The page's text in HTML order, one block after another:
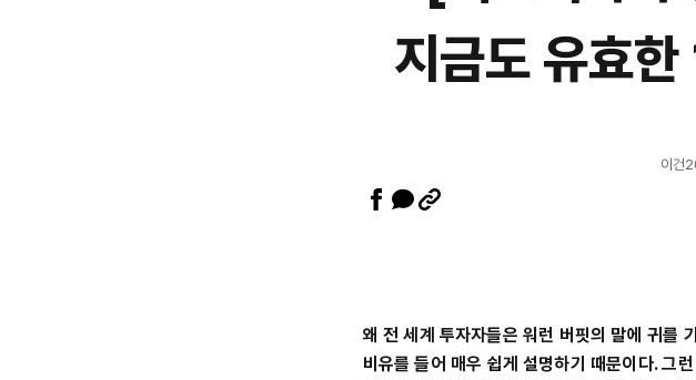
지금도 유효
이건
왜 전 세계 투자자들은 워런 버핏의 말에 귀를
비유를 들어 매우 쉽게 설명하기 때문이다.